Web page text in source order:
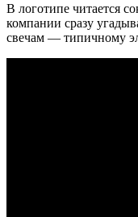
В логотипе читается
компании сразу
свечам — типичному